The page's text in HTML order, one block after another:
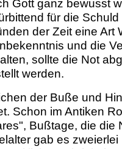
Gott ganz bewusst
für die
der Zeit eine Art
und die
sollte die Not
werden.
der Buße und
Schon im Antiken
Bußtage, die die
gab es